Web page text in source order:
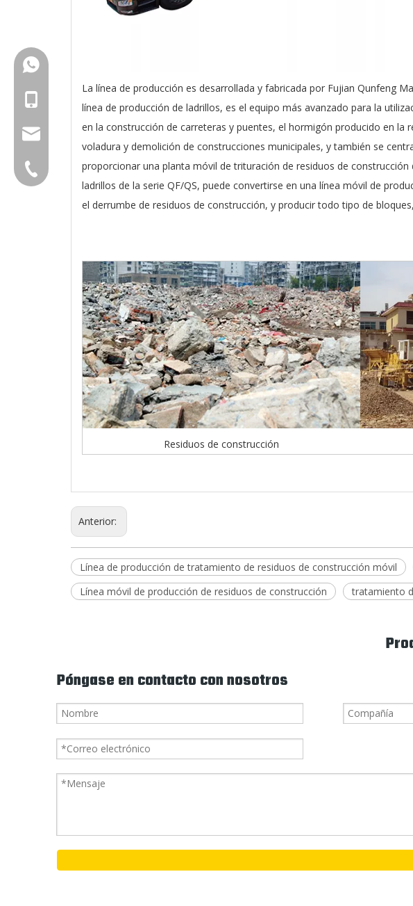
La línea de producción es desarrollada y fabricada por Fujian Qunfeng
línea de producción de ladrillos, es el equipo más avanzado para la
en la construcción de carreteras y puentes, el hormigón producido en
voladura y demolición de construcciones municipales, y también se
proporcionar una planta móvil de trituración de residuos de
ladrillos de la serie QF/QS, puede convertirse en una línea móvil de
el derrumbe de residuos de construcción, y producir todo tipo de
Residuos de construcción
Anterior:
Línea de producción de tratamiento de residuos de construcción móvil
Línea móvil de producción de residuos de construcción
tratamiento
Póngase en contacto con nosotros
+86-18150503129
group@qunfeng.com
+86-595 22356789